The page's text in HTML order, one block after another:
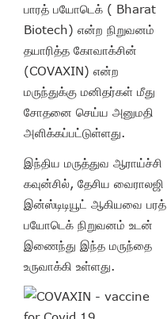
பாரத் பயோடெக் ( Bharat
Biotech) என்ற நிறுவனம்
தயாரித்த கோவாக்சின்
(COVAXIN) என்ற
மருந்துக்கு மனிதர்கள் மீது
சோதனை செய்ய அனுமதி
அளிக்கப்பட்டுள்ளது.
இந்திய மருத்துவ ஆராய்ச்சி
கவுன்சில், தேசிய வைராலஜி
இன்ஸ்டிடியூட் ஆகியவை பரத்
பயோடெக் நிறுவனம் உடன்
இணைந்து இந்த மருந்தை
உருவாக்கி உள்ளது.